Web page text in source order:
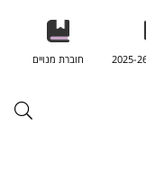
חוברת מנויים